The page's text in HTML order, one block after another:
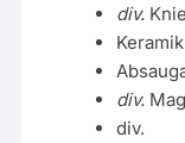
div.
div.
div.